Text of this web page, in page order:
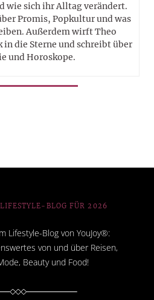
wie sich ihr Alltag verändert.
Promis, Popkultur und was
Außerdem wirft Theo
die Sterne und schreibt über
und Horoskope.
BLOG FÜR 2026
Lifestyle-Blog von YouJoy®:
von und über Reisen,
Beauty und Food!